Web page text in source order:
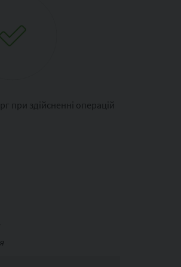
при здійсненні операцій